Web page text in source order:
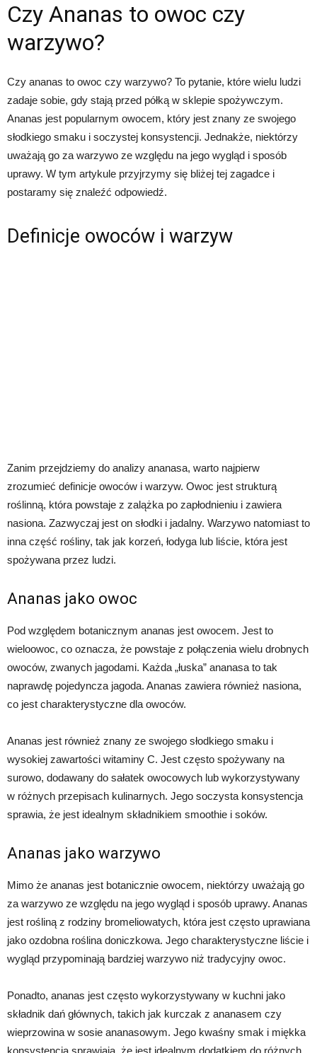
Czy Ananas to owoc czy
warzywo?
Czy ananas to owoc czy warzywo? To pytanie, które wielu ludzi
zadaje sobie, gdy stają przed półką w sklepie spożywczym.
Ananas jest popularnym owocem, który jest znany ze swojego
słodkiego smaku i soczystej konsystencji. Jednakże, niektórzy
uważają go za warzywo ze względu na jego wygląd i sposób
uprawy. W tym artykule przyjrzymy się bliżej tej zagadce i
postaramy się znaleźć odpowiedź.
Definicje owoców i warzyw
Zanim przejdziemy do analizy ananasa, warto najpierw
zrozumieć definicje owoców i warzyw. Owoc jest strukturą
roślinną, która powstaje z zalążka po zapłodnieniu i zawiera
nasiona. Zazwyczaj jest on słodki i jadalny. Warzywo natomiast to
inna część rośliny, tak jak korzeń, łodyga lub liście, która jest
spożywana przez ludzi.
Ananas jako owoc
Pod względem botanicznym ananas jest owocem. Jest to
wieloowoc, co oznacza, że powstaje z połączenia wielu drobnych
owoców, zwanych jagodami. Każda „łuska” ananasa to tak
naprawdę pojedyncza jagoda. Ananas zawiera również nasiona,
co jest charakterystyczne dla owoców.
Ananas jest również znany ze swojego słodkiego smaku i
wysokiej zawartości witaminy C. Jest często spożywany na
surowo, dodawany do sałatek owocowych lub wykorzystywany
w różnych przepisach kulinarnych. Jego soczysta konsystencja
sprawia, że jest idealnym składnikiem smoothie i soków.
Ananas jako warzywo
Mimo że ananas jest botanicznie owocem, niektórzy uważają go
za warzywo ze względu na jego wygląd i sposób uprawy. Ananas
jest rośliną z rodziny bromeliowatych, która jest często uprawiana
jako ozdobna roślina doniczkowa. Jego charakterystyczne liście i
wygląd przypominają bardziej warzywo niż tradycyjny owoc.
Ponadto, ananas jest często wykorzystywany w kuchni jako
składnik dań głównych, takich jak kurczak z ananasem czy
wieprzowina w sosie ananasowym. Jego kwaśny smak i miękka
konsystencja sprawiają, że jest idealnym dodatkiem do różnych